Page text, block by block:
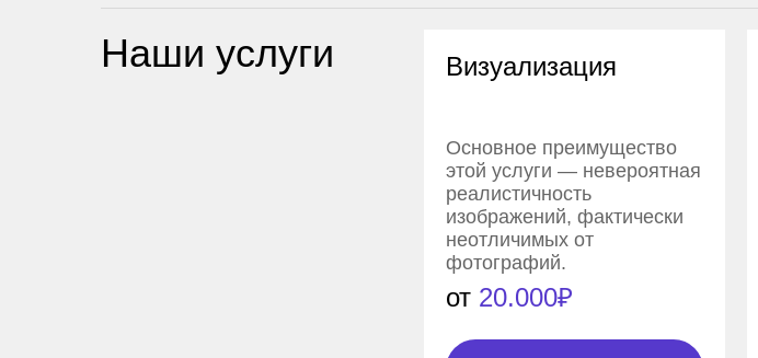
Визуализация
Основное преимущество
этой услуги — невероятная
реалистичность
изображений, фактически
неотличимых от
фотографий.
от 20.000₽
Наши услуги